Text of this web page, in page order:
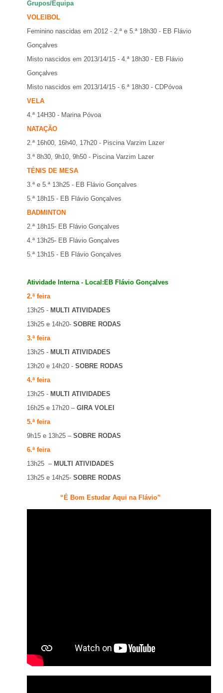
Grupos/Equipa
VOLEIBOL
Feminino nascidas em 2012 - 2.ª e 5.ª 18h30 - EB Flávio
Gonçalves
Misto nascidos em 2013/14/15 - 4.ª 18h30 - EB Flávio
Gonçalves
Misto nascidos em 2013/14/15 - 6.ª 18h30 - CDPóvoa
VELA
4.ª 14H30 - Marina Póvoa
NATAÇÃO
2.ª 16h00, 16h40, 17h20 - Piscina Varzim Lazer
3.ª 8h30, 9h10, 9h50 - Piscina Varzim Lazer
TÉNIS DE MESA
3.ª e 5.ª 13h25 - EB Flávio Gonçalves
5.ª 18h15 - EB Flávio Gonçalves
BADMINTON
2.ª 18h15- EB Flávio Gonçalves
4.ª 13h25- EB Flávio Gonçalves
5.ª 13h15 - EB Flávio Gonçalves
Atividade Interna - Local:EB Flávio Gonçalves
2.ª feira
13h25 - MULTI ATIVIDADES
13h25 e 14h20- SOBRE RODAS
3.ª feira
13h25 - MULTI ATIVIDADES
13h20 e 14h20 - SOBRE RODAS
4.ª feira
13h25 - MULTI ATIVIDADES
16h25 e 17h20 –GIRA VOLEI
5.ª feira
9h15 e 13h25 – SOBRE RODAS
6.ª feira
13h25 – MULTI ATIVIDADES
13h25 e 14h25- SOBRE RODAS
“É Bom Estudar Aqui na Flávio”